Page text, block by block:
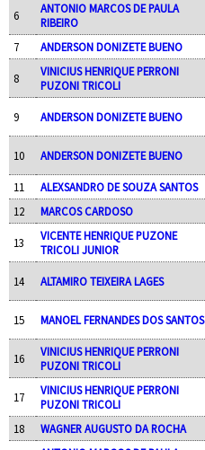
6
ANTONIO MARCOS DE PAULA
RIBEIRO
7 ANDERSON DONIZETE BUENO
8
VINICIUS HENRIQUE PERRONI
PUZONI TRICOLI
9 ANDERSON DONIZETE BUENO
10 ANDERSON DONIZETE BUENO
11 ALEXSANDRO DE SOUZA SANTOS
12
MARCOS CARDOSO
13
VICENTE HENRIQUE PUZONE
TRICOLI JUNIOR
14 ALTAMIRO TEIXEIRA LAGES
15 MANOEL FERNANDES DOS SANTOS
16
VINICIUS HENRIQUE PERRONI
PUZONI TRICOLI
17
VINICIUS HENRIQUE PERRONI
PUZONI TRICOLI
18 WAGNER AUGUSTO DA ROCHA